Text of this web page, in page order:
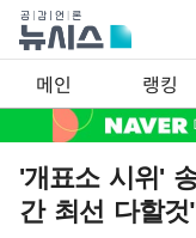
메인 랭킹
'개표소 시위'
간 최선 다할것